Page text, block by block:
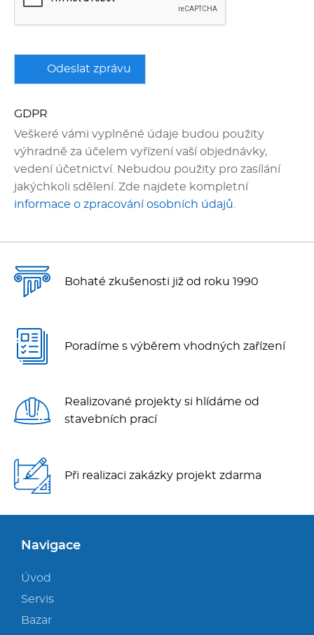
GDPR
Veškeré vámi vyplněné údaje budou použity
výhradně za účelem vyřízení vaší objednávky,
vedení účetnictví. Nebudou použity pro zasílání
jakýchkoli sdělení. Zde najdete kompletní
informace o zpracování osobních údajů
Bohaté zkušenosti již od roku 1990
Poradíme s výběrem vhodných zařízení
Realizované projekty si hlídáme od
stavebních prací
Při realizaci zakázky projekt zdarma
Navigace
Úvod
Servis
Bazar